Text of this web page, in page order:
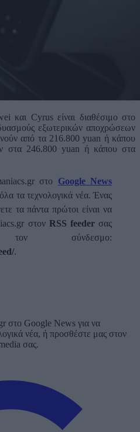
και Cyrus είναι διαθέσιμο στο
εξωτερικών αποχρώσεων
από τα 216.800 yuan ή κάπου
στα 246.800 yuan ή κάπου στα
στο Google News
τα τεχνολογικά νέα. Ένας
τα πάντα πρώτοι είναι να
στον RSS feederσας
τον σύνδεσμο:
.
στο Google News για να
νέα, ή προσθέστε μας στον
σας.